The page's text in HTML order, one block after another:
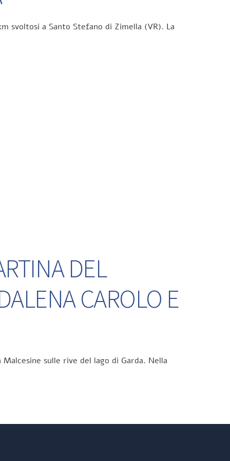
svoltosi a Santo Stefano di Zimella (VR). La
DEL
CAROLO E
sulle rive del lago di Garda. Nella